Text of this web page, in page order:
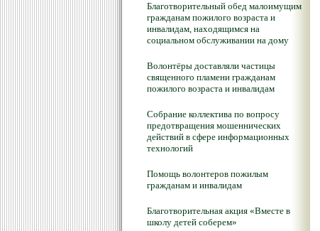
Благотворительный обед малоимущим
гражданам пожилого возраста и
инвалидам, находящимся на
социальном обслуживании на дому
Волонтёры доставляли частицы
священного пламени гражданам
пожилого возраста и инвалидам
Собрание коллектива по вопросу
предотвращения мошеннических
действий в сфере информационных
технологий
Помощь волонтеров пожилым
гражданам и инвалидам
Благотворительная акция «Вместе в
школу детей соберем»